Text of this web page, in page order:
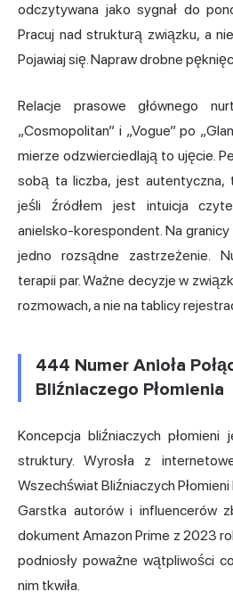
odczytywana jako sygnał do
Pracuj nad strukturą związku, a
Pojawiaj się. Napraw drobne
Relacje prasowe głównego
„Cosmopolitan” i „Vogue” po
mierze odzwierciedlają to ujęcie.
sobą ta liczba, jest autentyczna,
jeśli źródłem jest intuicja
anielsko-korespondent. Na
jedno rozsądne zastrzeżenie.
terapii par. Ważne decyzje w
rozmowach, a nie na tablicy
444 Numer Anioła
Bliźniaczego Płomienia
Koncepcja bliźniaczych
struktury. Wyrosła z
Wszechświat Bliźniaczych
Garstka autorów i influencerów
dokument Amazon Prime z 2023
podniosły poważne wątpliwości
nim tkwiła.